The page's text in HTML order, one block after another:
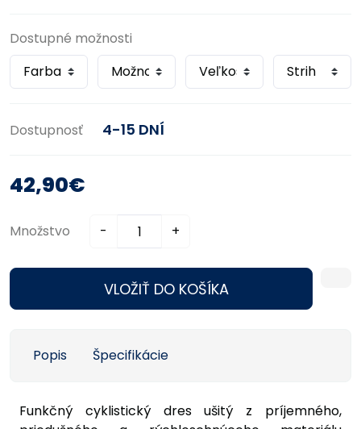
Dostupné možnosti
Dostupnosť 4-15 DNÍ
42,90€
Množstvo - +
VLOŽIŤ DO KOŠÍKA
Popis Špecifikácie
Funkčný cyklistický dres ušitý z príjemného,